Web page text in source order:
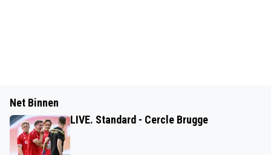
Net Binnen
LIVE. Standard - Cercle Brugge